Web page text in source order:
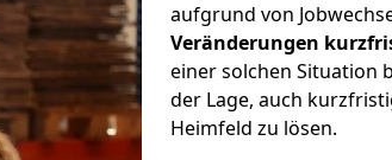
aufgrund von
Veränderungen
einer solchen Situation
der Lage, auch
Heimfeld zu lösen.